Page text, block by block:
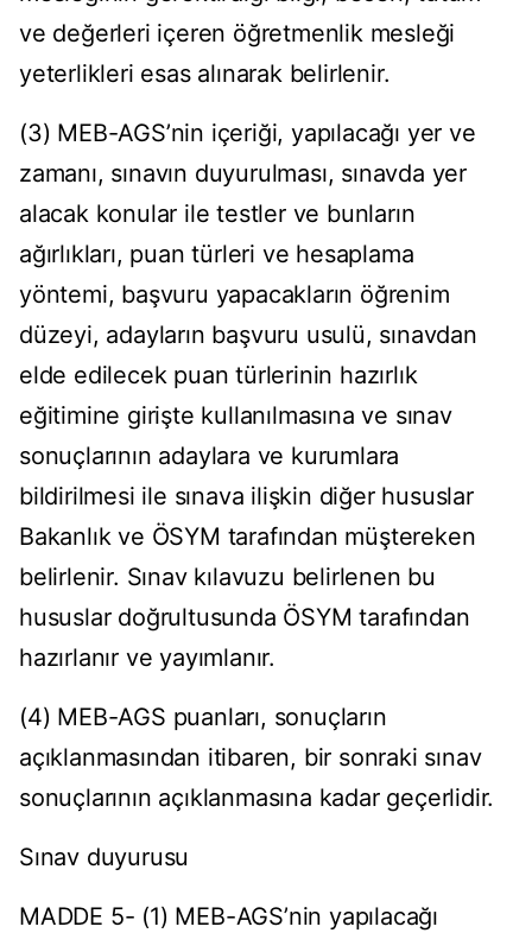
ve değerleri içeren öğretmenlik mesleği
yeterlikleri esas alınarak belirlenir.
(3) MEB-AGS’nin içeriği, yapılacağı yer ve
zamanı, sınavın duyurulması, sınavda yer
alacak konular ile testler ve bunların
ağırlıkları, puan türleri ve hesaplama
yöntemi, başvuru yapacakların öğrenim
düzeyi, adayların başvuru usulü, sınavdan
elde edilecek puan türlerinin hazırlık
eğitimine girişte kullanılmasına ve sınav
sonuçlarının adaylara ve kurumlara
bildirilmesi ile sınava ilişkin diğer hususlar
Bakanlık ve ÖSYM tarafından müştereken
belirlenir. Sınav kılavuzu belirlenen bu
hususlar doğrultusunda ÖSYM tarafından
hazırlanır ve yayımlanır.
(4) MEB-AGS puanları, sonuçların
açıklanmasından itibaren, bir sonraki sınav
sonuçlarının açıklanmasına kadar geçerlidir.
Sınav duyurusu
MADDE 5- (1) MEB-AGS’nin yapılacağı